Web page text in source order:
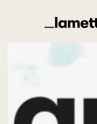
Terug naar home